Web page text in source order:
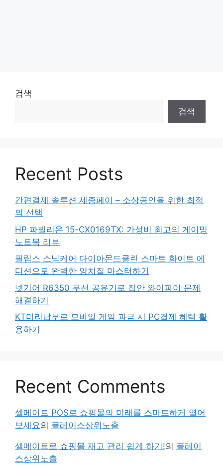
검색
검색
Recent Posts
간편결제 솔루션 세종페이 – 소상공인을 위한 최적
의 선택
HP 파빌리온 15-CX0169TX: 가성비 최고의 게이밍
노트북 리뷰
필립스 소닉케어 다이아몬드클린 스마트 화이트 에
디션으로 완벽한 양치질 마스터하기
넷기어 R6350 무선 공유기로 집안 와이파이 문제
해결하기
KT미리납부로 모바일 게임 과금 시 PC결제 혜택 활
용하기
Recent Comments
셀메이트 POS로 쇼핑몰의 미래를 스마트하게 열어
보세요의 플레이스상위노출
셀메이트로 쇼핑몰 재고 관리 쉽게 하기!의 플레이
스상위노출